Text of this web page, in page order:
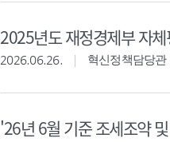
2025년도 재정경제부 자
2026.06.26. 혁신정책담당관
'26년 6월 기준 조세조약